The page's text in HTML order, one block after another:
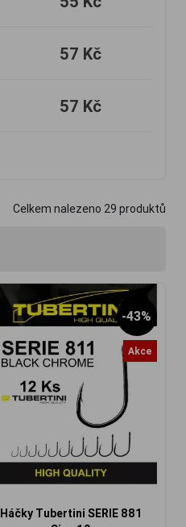
57 Kč
57 Kč
Celkem nalezeno 29 produktů
-43%
Akce
Háčky Tubertini SERIE 881